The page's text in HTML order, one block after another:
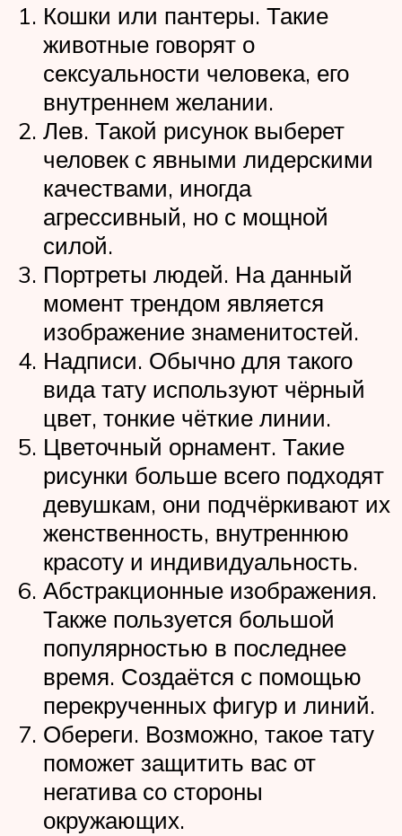
Кошки или пантеры. Такие
животные говорят о
сексуальности человека, его
внутреннем желании.
Лев. Такой рисунок выберет
человек с явными лидерскими
качествами, иногда
агрессивный, но с мощной
силой.
Портреты людей. На данный
момент трендом является
изображение знаменитостей.
Надписи. Обычно для такого
вида тату используют чёрный
цвет, тонкие чёткие линии.
Цветочный орнамент. Такие
рисунки больше всего подходят
девушкам, они подчёркивают их
женственность, внутреннюю
красоту и индивидуальность.
Абстракционные изображения.
Также пользуется большой
популярностью в последнее
время. Создаётся с помощью
перекрученных фигур и линий.
Обереги. Возможно, такое тату
поможет защитить вас от
негатива со стороны
окружающих.